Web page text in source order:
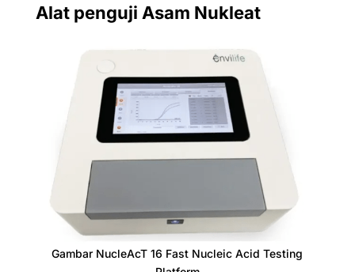
Alat penguji Asam Nukleat
Gambar NucleAcT 16 Fast Nucleic Acid Testing